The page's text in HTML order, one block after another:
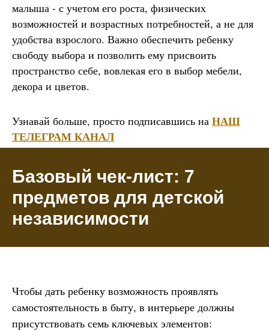
малыша - с учетом его роста, физических
возможностей и возрастных потребностей, а не для
удобства взрослого. Важно обеспечить ребенку
свободу выбора и позволить ему присвоить
пространство себе, вовлекая его в выбор мебели,
декора и цветов.
Узнавай больше, просто подписавшись на НАШ
ТЕЛЕГРАМ КАНАЛ
Базовый чек-лист: 7
предметов для детской
независимости
Чтобы дать ребенку возможность проявлять
самостоятельность в быту, в интерьере должны
присутствовать семь ключевых элементов: